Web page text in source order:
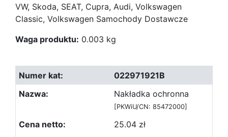
VW, Skoda, SEAT, Cupra, Audi, Volkswagen
Classic, Volkswagen Samochody Dostawcze
Waga produktu: 0.003 kg
022971921B
Nakładka ochronna
[PKWiU/CN: 85472000]
25.04 zł